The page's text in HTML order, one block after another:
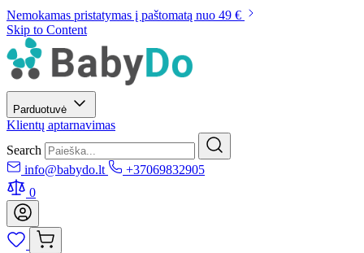
Nemokamas pristatymas į paštomatą nuo 49 €
Skip to Content
Parduotuvė
Klientų aptarnavimas
Search
info@babydo.lt
+37069832905
0